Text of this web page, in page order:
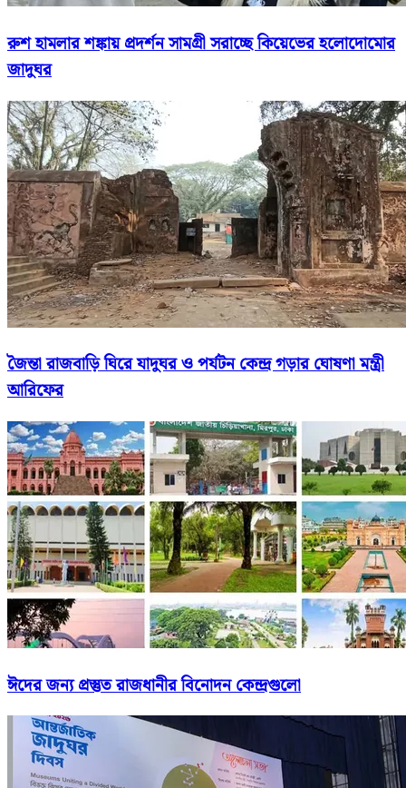
রুশ হামলার শঙ্কায় প্রদর্শন সামগ্রী সরাচ্ছে কিয়েভের হলোদোমোর
জাদুঘর
জৈন্তা রাজবাড়ি ঘিরে যাদুঘর ও পর্যটন কেন্দ্র গড়ার ঘোষণা মন্ত্রী
আরিফের
ঈদের জন্য প্রস্তুত রাজধানীর বিনোদন কেন্দ্রগুলো